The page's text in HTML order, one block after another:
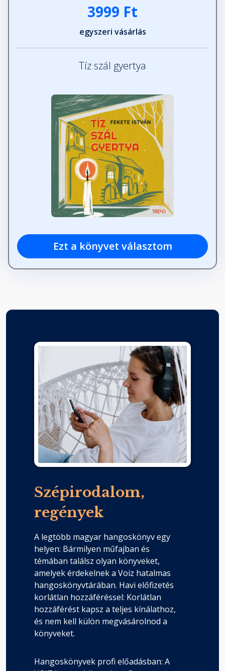
3999 Ft
egyszeri vásárlás
Tíz szál gyertya
Ezt a könyvet választom
Szépirodalom,
regények
A legtöbb magyar hangoskönyv egy
helyen: Bármilyen műfajban és
témában találsz olyan könyveket,
amelyek érdekelnek a Voiz hatalmas
hangoskönyvtárában. Havi előfizetés
korlátlan hozzáféréssel: Korlátlan
hozzáférést kapsz a teljes kínálathoz,
és nem kell külön megvásárolnod a
könyveket.
Hangoskönyvek profi előadásban: A